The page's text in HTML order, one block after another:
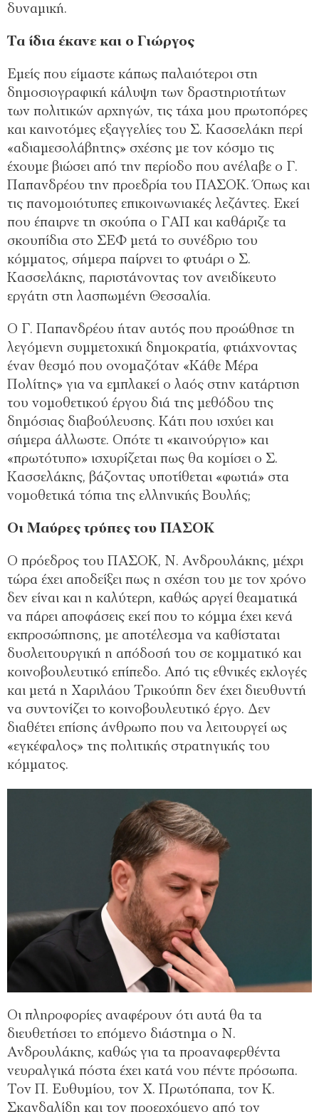
δυναμική.
Τα ίδια έκανε και ο Γιώργος
Εμείς που είμαστε κάπως παλαιότεροι στη
δημοσιογραφική κάλυψη των δραστηριοτήτων
των πολιτικών αρχηγών, τις τάχα μου πρωτοπόρες
και καινοτόμες εξαγγελίες του Σ. Κασσελάκη περί
«αδιαμεσολάβητης» σχέσης με τον κόσμο τις
έχουμε βιώσει από την περίοδο που ανέλαβε ο Γ.
Παπανδρέου την προεδρία του ΠΑΣΟΚ. Όπως και
τις πανομοιότυπες επικοινωνιακές λεζάντες. Εκεί
που έπαιρνε τη σκούπα ο ΓΑΠ και καθάριζε τα
σκουπίδια στο ΣΕΦ μετά το συνέδριο του
κόμματος, σήμερα παίρνει το φτυάρι ο Σ.
Κασσελάκης, παριστάνοντας τον ανειδίκευτο
εργάτη στη λασπωμένη Θεσσαλία.
Ο Γ. Παπανδρέου ήταν αυτός που προώθησε τη
λεγόμενη συμμετοχική δημοκρατία, φτιάχνοντας
έναν θεσμό που ονομαζόταν «Κάθε Μέρα
Πολίτης» για να εμπλακεί ο λαός στην κατάρτιση
του νομοθετικού έργου διά της μεθόδου της
δημόσιας διαβούλευσης. Κάτι που ισχύει και
σήμερα άλλωστε. Οπότε τι «καινούργιο» και
«πρωτότυπο» ισχυρίζεται πως θα κομίσει ο Σ.
Κασσελάκης, βάζοντας υποτίθεται «φωτιά» στα
νομοθετικά τόπια της ελληνικής Βουλής;
Οι Μαύρες τρύπες του ΠΑΣΟΚ
Ο πρόεδρος του ΠΑΣΟΚ, Ν. Ανδρουλάκης, μέχρι
τώρα έχει αποδείξει πως η σχέση του με τον χρόνο
δεν είναι και η καλύτερη, καθώς αργεί θεαματικά
να πάρει αποφάσεις εκεί που το κόμμα έχει κενά
εκπροσώπησης, με αποτέλεσμα να καθίσταται
δυσλειτουργική η απόδοσή του σε κομματικό και
κοινοβουλευτικό επίπεδο. Από τις εθνικές εκλογές
και μετά η Χαριλάου Τρικούπη δεν έχει διευθυντή
να συντονίζει το κοινοβουλευτικό έργο. Δεν
διαθέτει επίσης άνθρωπο που να λειτουργεί ως
«εγκέφαλος» της πολιτικής στρατηγικής του
κόμματος.
Οι πληροφορίες αναφέρουν ότι αυτά θα τα
διευθετήσει το επόμενο διάστημα ο Ν.
Ανδρουλάκης, καθώς για τα προαναφερθέντα
νευραλγικά πόστα έχει κατά νου πέντε πρόσωπα.
Τον Π. Ευθυμίου, τον Χ. Πρωτόπαπα, τον Κ.
Σκανδαλίδη και τον προερχόμενο από τον